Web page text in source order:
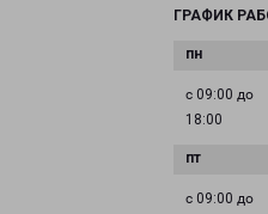
ГРАФИК
с 09:00 до
18:00
с 09:00 до